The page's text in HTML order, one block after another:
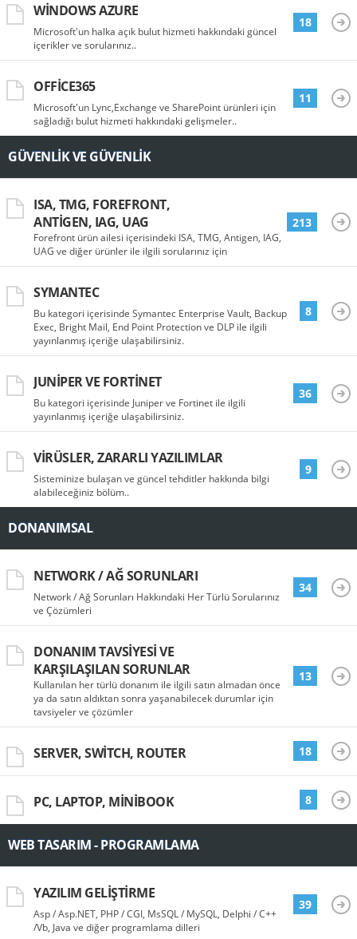
WINDOWS AZURE
Microsoft'un halka açık bulut hizmeti hakkındaki güncel
içerikler ve sorularınız..
18
OFFICE365
Microsoft'un Lync,Exchange ve SharePoint ürünleri için
sağladığı bulut hizmeti hakkındaki gelişmeler..
11
GÜVENLIK VE GÜVENLIK
ISA, TMG, FOREFRONT,
ANTIGEN, IAG, UAG
Forefront ürün ailesi içerisindeki ISA, TMG, Antigen, IAG,
UAG ve diğer ürünler ile ilgili sorularınız için
213
SYMANTEC
Bu kategori içerisinde Symantec Enterprise Vault, Backup
Exec, Bright Mail, End Point Protection ve DLP ile ilgili
yayınlanmış içeriğe ulaşabilirsiniz.
8
JUNIPER VE FORTINET
Bu kategori içerisinde Juniper ve Fortinet ile ilgili
yayınlanmış içeriğe ulaşabilirsiniz.
36
VIRÜSLER, ZARARLI YAZILIMLAR
Sisteminize bulaşan ve güncel tehditler hakkında bilgi
alabileceğiniz bölüm..
9
DONANIMSAL
NETWORK / AĞ SORUNLARI
Network / Ağ Sorunları Hakkındaki Her Türlü Sorularınız
ve Çözümleri
34
DONANIM TAVSIYESI VE
KARŞILAŞILAN SORUNLAR
Kullanılan her türlü donanım ile ilgili satın almadan önce
ya da satın aldıktan sonra yaşanabilecek durumlar için
tavsiyeler ve çözümler
13
SERVER, SWITCH, ROUTER 18
PC, LAPTOP, MINIBOOK 8
WEB TASARIM - PROGRAMLAMA
YAZILIM GELIŞTIRME
Asp / Asp.NET, PHP / CGI, MsSQL / MySQL, Delphi / C++
/Vb, Java ve diğer programlama dilleri
39